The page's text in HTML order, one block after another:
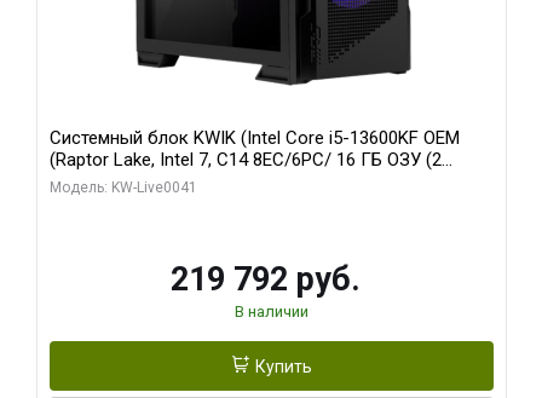
Системный блок KWIK (Intel Core i5-13600KF OEM
(Raptor Lake, Intel 7, C14 8EC/6PC/ 16 ГБ ОЗУ (2
модуля)/ Palit RTX5080 GAMINGPRO OC 16GB GDDR7
Модель: KW-Live0041
219 792 руб.
В наличии
Купить